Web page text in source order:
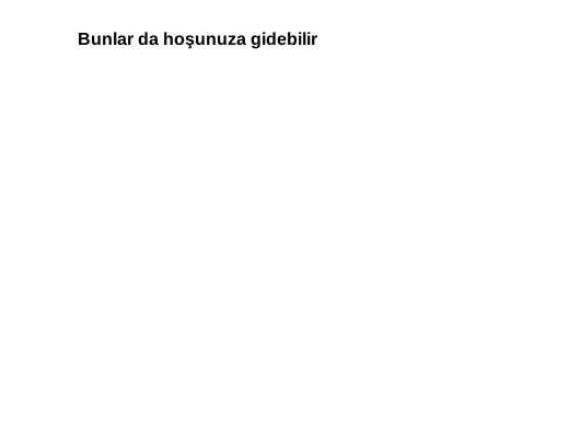
Bunlar da hoşunuza gidebilir